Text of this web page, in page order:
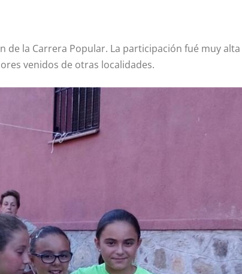
de la Carrera Popular. La participación fué muy alta
venidos de otras localidades.